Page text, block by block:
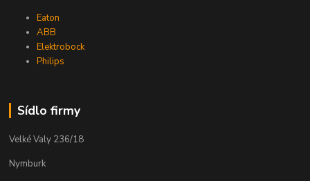
Eaton
ABB
Elektrobock
Philips
Sídlo firmy
Velké Valy 236/18
Nymburk